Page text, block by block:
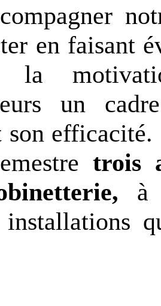
en faisant
la
un
son efficacité.
trois
, à